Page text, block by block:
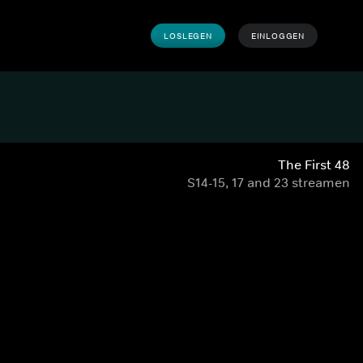
LOSLEGEN EINLOGGEN
The First 48
S14-15, 17 and 23 streamen